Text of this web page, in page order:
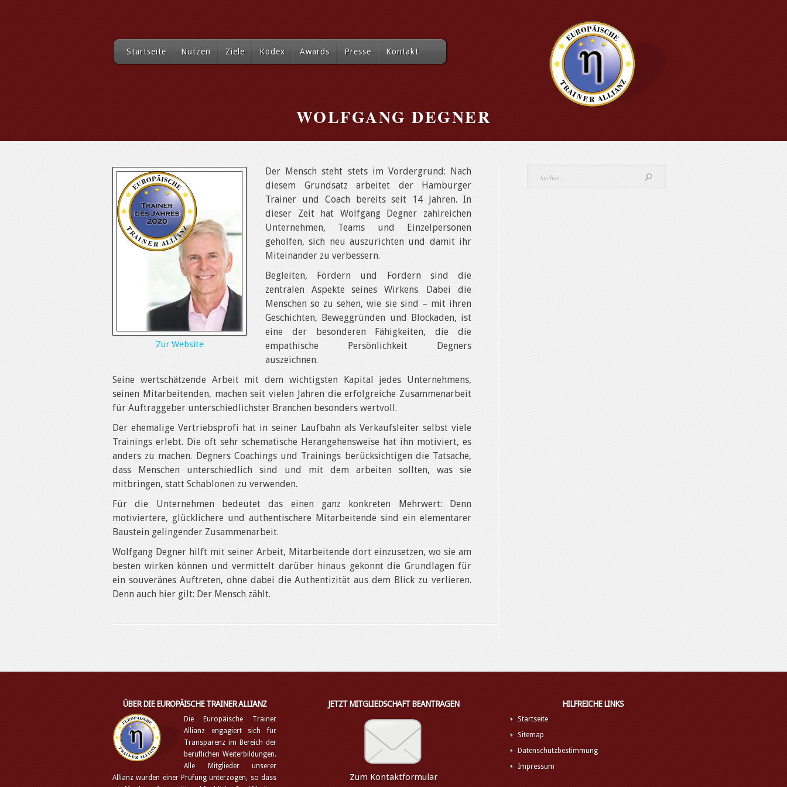
Startseite Nutzen Ziele Kodex Awards Presse Kontakt
WOLFGANG DEGNER
Zur Website
Der Mensch steht stets im Vordergrund: Nach
diesem Grundsatz arbeitet der Hamburger
Trainer und Coach bereits seit 14 Jahren. In
dieser Zeit hat Wolfgang Degner zahlreichen
Unternehmen, Teams und Einzelpersonen
geholfen, sich neu auszurichten und damit ihr
Miteinander zu verbessern.
Begleiten, Fördern und Fordern sind die
zentralen Aspekte seines Wirkens. Dabei die
Menschen so zu sehen, wie sie sind – mit ihren
Geschichten, Beweggründen und Blockaden, ist
eine der besonderen Fähigkeiten, die die
empathische Persönlichkeit Degners
auszeichnen.
Seine wertschätzende Arbeit mit dem wichtigsten Kapital jedes Unternehmens,
seinen Mitarbeitenden, machen seit vielen Jahren die erfolgreiche Zusammenarbeit
für Auftraggeber unterschiedlichster Branchen besonders wertvoll.
Der ehemalige Vertriebsprofi hat in seiner Laufbahn als Verkaufsleiter selbst viele
Trainings erlebt. Die oft sehr schematische Herangehensweise hat ihn motiviert, es
anders zu machen. Degners Coachings und Trainings berücksichtigen die Tatsache,
dass Menschen unterschiedlich sind und mit dem arbeiten sollten, was sie
mitbringen, statt Schablonen zu verwenden.
Für die Unternehmen bedeutet das einen ganz konkreten Mehrwert: Denn
motiviertere, glücklichere und authentischere Mitarbeitende sind ein elementarer
Baustein gelingender Zusammenarbeit.
Wolfgang Degner hilft mit seiner Arbeit, Mitarbeitende dort einzusetzen, wo sie am
besten wirken können und vermittelt darüber hinaus gekonnt die Grundlagen für
ein souveränes Auftreten, ohne dabei die Authentizität aus dem Blick zu verlieren.
Denn auch hier gilt: Der Mensch zählt.
ÜBER DIE EUROPÄISCHE TRAINER ALLIANZ
Die Europäische Trainer
Allianz engagiert sich für
Transparenz im Bereich der
beruflichen Weiterbildungen.
Alle Mitglieder unserer
Allianz wurden einer Prüfung unterzogen, so dass
JETZT MITGLIEDSCHAFT BEANTRAGEN
Zum Kontaktformular
HILFREICHE LINKS
Startseite
Sitemap
Datenschutzbestimmung
Impressum